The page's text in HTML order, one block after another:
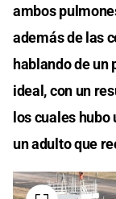
ambos
además de las
hablando de
ideal, con un
los cuales
un adulto que